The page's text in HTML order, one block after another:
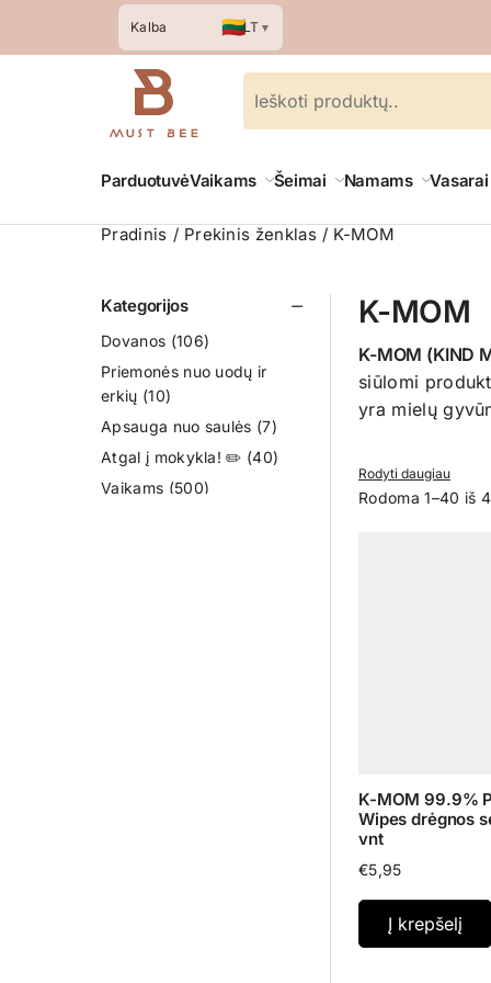
Kalba 🇱🇹LT ▼
ParduotuvėVaikams Šeimai Namams
Pradinis Prekinis ženklas K-MOM
K-MOM
K-MOM (KIND
siūlomi
yra mielų
Rodyti daugiau
Rodoma 1–40 iš
K-MOM 99.9%
Wipes drėgnos
vnt
€5,95
Į krepšelį
Kategorijos
Dovanos (106)
Priemonės nuo uodų ir
erkių (10)
Apsauga nuo saulės (7)
Atgal į mokykla! ✏️ (40)
Vaikams (500)